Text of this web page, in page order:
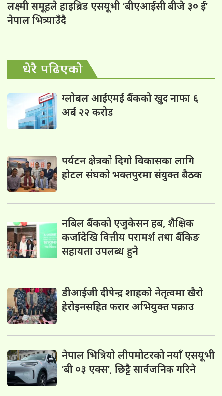
लक्ष्मी समूहले हाइब्रिड एसयूभी ‘बीएआईसी बीजे ३० ई’
नेपाल भित्र्याउँदै
धेरै पढिएको
ग्लोबल आईएमई बैंकको खुद नाफा ६
अर्ब २२ करोड
पर्यटन क्षेत्रको दिगो विकासका लागि
होटल संघको भक्तपुरमा संयुक्त बैठक
नबिल बैंकको एजुकेसन हब, शैक्षिक
कर्जादेखि वित्तीय परामर्श तथा बैंकिङ
सहायता उपलब्ध हुने
डीआईजी दीपेन्द्र शाहको नेतृत्वमा खैरो
हेरोइनसहित फरार अभियुक्त पक्राउ
नेपाल भित्रियो लीपमोटरको नयाँ एसयूभी
‘बी ०३ एक्स’, छिट्टै सार्वजनिक गरिने